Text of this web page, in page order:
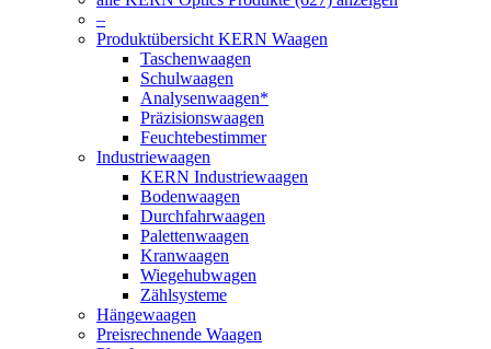
–
Produktübersicht KERN Waagen
Taschenwaagen
Schulwaagen
Analysenwaagen*
Präzisionswaagen
Feuchtebestimmer
Industriewaagen
KERN Industriewaagen
Bodenwaagen
Durchfahrwaagen
Palettenwaagen
Kranwaagen
Wiegehubwagen
Zählsysteme
Hängewaagen
Preisrechnende Waagen